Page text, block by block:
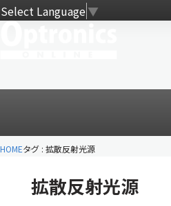
Select Language▼
HOMEタグ : 拡散反射光源
拡散反射光源